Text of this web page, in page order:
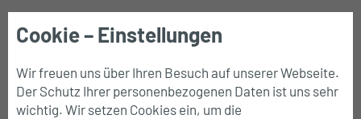
Navigation
Cookie – Einstellungen
Wir freuen uns über Ihren Besuch auf unserer Webseite.
Der Schutz Ihrer personenbezogenen Daten ist uns sehr
wichtig. Wir setzen Cookies ein, um die